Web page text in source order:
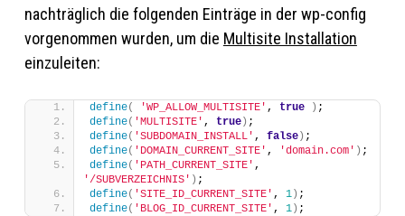
nachträglich die folgenden Einträge in der wp-config
vorgenommen wurden, um die Multisite Installation
einzuleiten:
define( 'WP_ALLOW_MULTISITE' , true ) ;
define( 'MULTISITE' , true) ;
define( 'SUBDOMAIN_INSTALL' , false) ;
define( 'DOMAIN_CURRENT_SITE' , 'domain.com' ) ;
define( 'PATH_CURRENT_SITE'
'/SUBVERZEICHNIS' ) ;
define( 'SITE_ID_CURRENT_SITE' , 1) ;
define( 'BLOG_ID_CURRENT_SITE' , 1) ;